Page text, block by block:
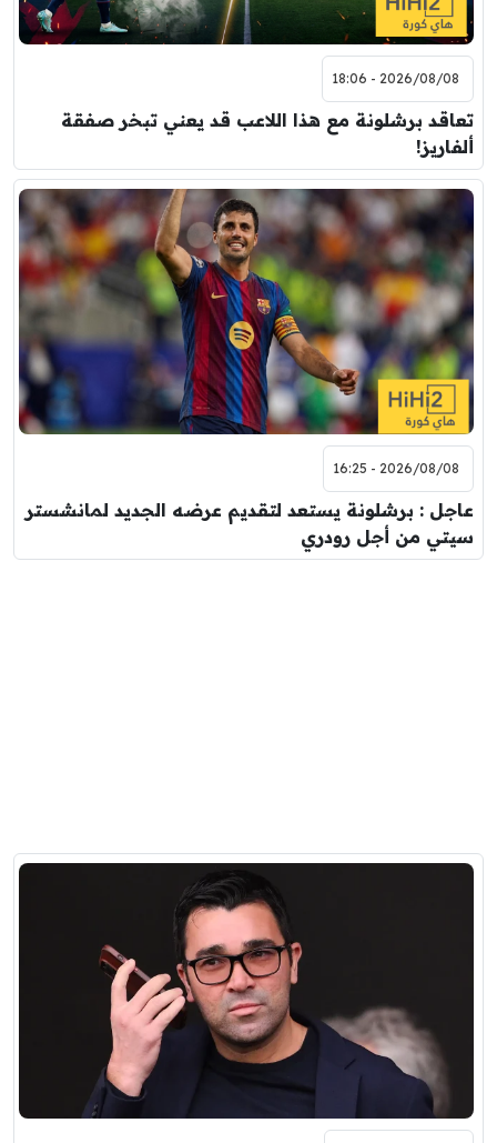
2026/08/08 - 18:06
تعاقد برشلونة مع هذا اللاعب قد يعني تبخر صفقة
ألفاريز!
2026/08/08 - 16:25
عاجل : برشلونة يستعد لتقديم عرضه الجديد لمانشستر
سيتي من أجل رودري